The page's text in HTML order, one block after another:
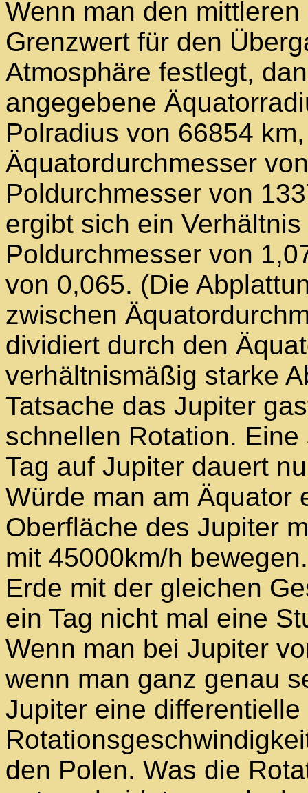
Wenn man den
Grenzwert für den
Atmosphäre festlegt,
angegebene
Polradius von 66854
Äquatordurchmesser
Poldurchmesser von
ergibt sich ein
Poldurchmesser von
von 0,065. (Die
zwischen
dividiert durch den
verhältnismäßig starke
Tatsache das Jupiter
schnellen Rotation.
Tag auf Jupiter dauert
Würde man am Äquator
Oberfläche des Jupiter
mit 45000km/h
Erde mit der gleichen
ein Tag nicht mal eine
Wenn man bei Jupiter
wenn man ganz genau
Jupiter eine
den Polen. Was die